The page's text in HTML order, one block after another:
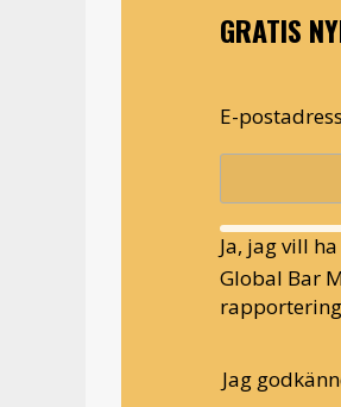
GRATIS
E-postadress
Ja, jag vill
Global Bar
Jag